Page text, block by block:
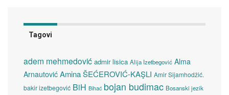
Tagovi
adem mehmedović admir lisica Alija Izetbegović Alma
Arnautović Amina ŠEĆEROVIĆ-KAŞLI Amir Sijamhodžić.
bakir izetbegović BiH Bihać bojan budimac Bosanski jezik